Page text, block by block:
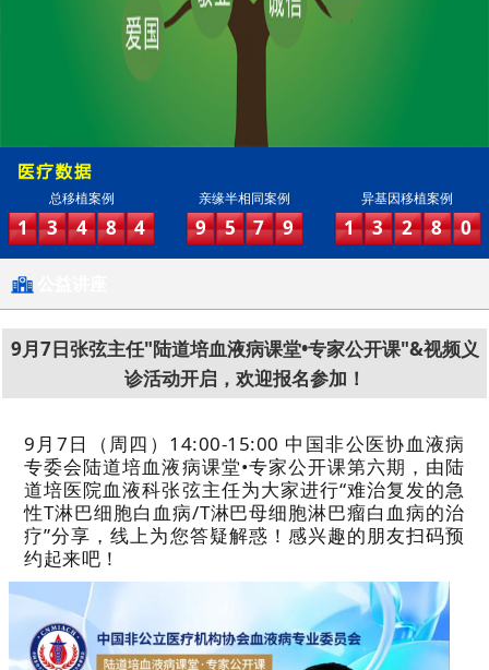
总移植案例
1 3 4 8 4
亲缘半相同案例
9 5 7 9
异基因移植案例
1 3 2 8 0
9月7日张弦主任"陆道培血液病课堂•专家公开课"&视频义
诊活动开启，欢迎报名参加！
9月7日（周四）14:00-15:00 中国非公医协血液病
专委会陆道培血液病课堂•专家公开课第六期，由陆
道培医院血液科张弦主任为大家进行“难治复发的急
性T淋巴细胞白血病/T淋巴母细胞淋巴瘤白血病的治
疗”分享，线上为您答疑解惑！感兴趣的朋友扫码预
约起来吧！